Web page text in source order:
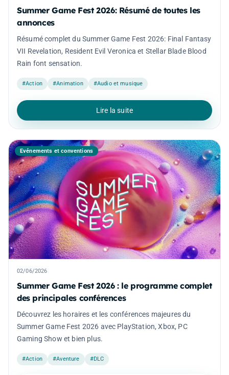
Summer Game Fest 2026: Résumé de toutes les
annonces
Résumé complet du Summer Game Fest 2026: Final Fantasy
VII Revelation, Resident Evil Veronica et Stellar Blade Blood
Rain font sensation.
#Action #Animation #Audio et musique
Lire la suite
Événements et conventions
02/06/2026
Summer Game Fest 2026 : le programme complet
des principales conférences
Découvrez les horaires et les conférences majeures du
Summer Game Fest 2026 avec PlayStation, Xbox, PC
Gaming Show et bien plus.
#Action #Aventure #DLC